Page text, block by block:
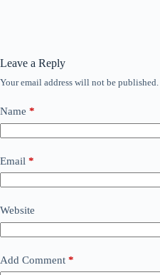
Leave a Reply
Your email address will not be published.
Name *
Email *
Website
Add Comment *